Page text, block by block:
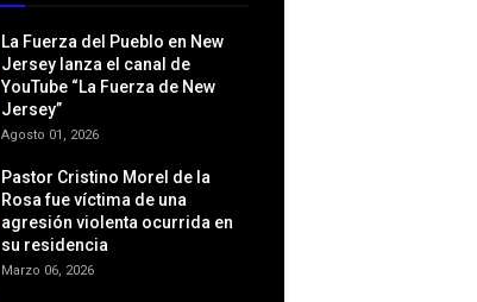
La Fuerza del Pueblo en New
Jersey lanza el canal de
YouTube “La Fuerza de New
Jersey”
Agosto 01, 2026
Pastor Cristino Morel de la
Rosa fue víctima de una
agresión violenta ocurrida en
su residencia
Marzo 06, 2026